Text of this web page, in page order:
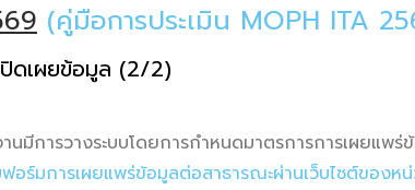
(คู่มือการประเมิน MOPH ITA
ดเผยข้อมูล (2/2)
นมีการวางระบบโดยการกำหนดมาตรการการเผยแ
อร์มการเผยแพร่ข้อมูลต่อสาธารณะผ่านเว็บไซต์ของห